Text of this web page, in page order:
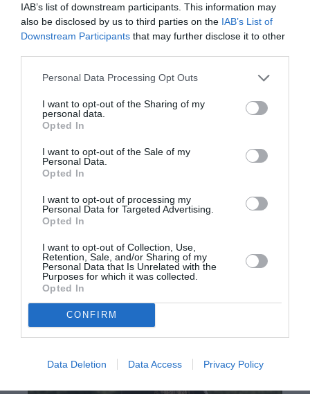
IAB’s list of downstream participants. This information may
also be disclosed by us to third parties on the IAB’s List of
Downstream Participants that may further disclose it to other
Personal Data Processing Opt Outs
I want to opt-out of the Sharing of my
personal data.
Opted In
I want to opt-out of the Sale of my
Personal Data.
Opted In
I want to opt-out of processing my
Personal Data for Targeted Advertising.
Opted In
I want to opt-out of Collection, Use,
Retention, Sale, and/or Sharing of my
Personal Data that Is Unrelated with the
Purposes for which it was collected.
Opted In
CONFIRM
Data Deletion Data Access Privacy Policy
Photo: Αλέξανδρος Μακρής